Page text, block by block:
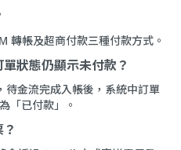
轉帳及超商付款三種付款方式。
狀態仍顯示未付款？
金流完成入帳後，系統中訂單
「已付款」。